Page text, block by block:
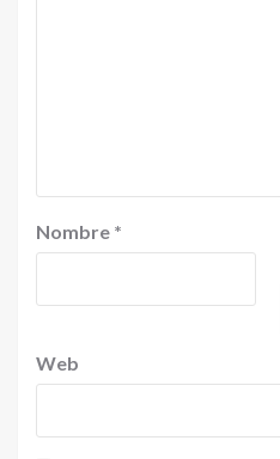
Nombre *
Web